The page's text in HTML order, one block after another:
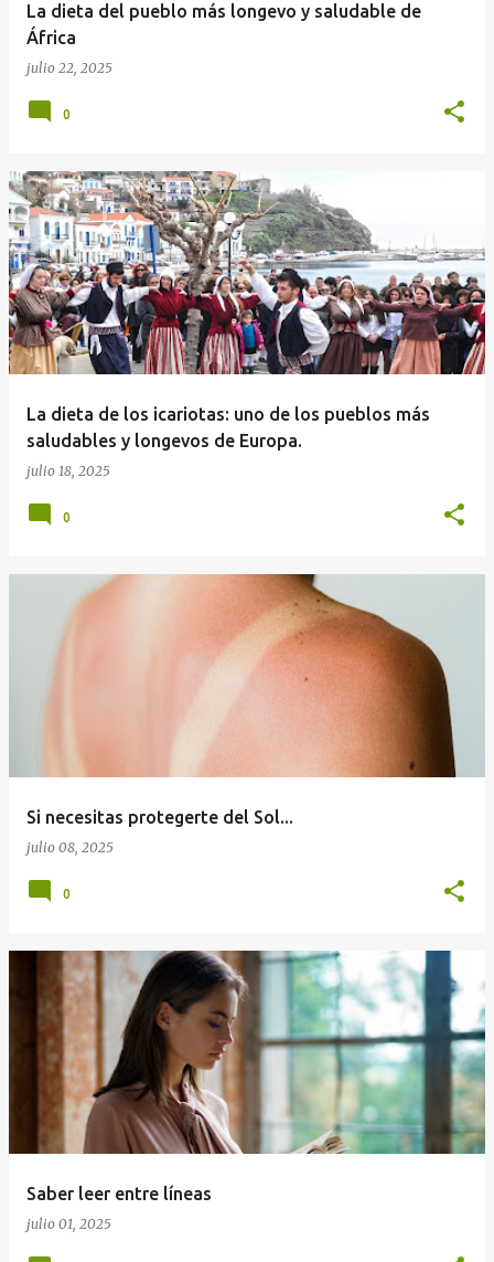
La dieta del pueblo más longevo y saludable de
África
julio 22, 2025
0
La dieta de los icariotas: uno de los pueblos más
saludables y longevos de Europa.
julio 18, 2025
0
Si necesitas protegerte del Sol...
julio 08, 2025
0
Saber leer entre líneas
julio 01, 2025